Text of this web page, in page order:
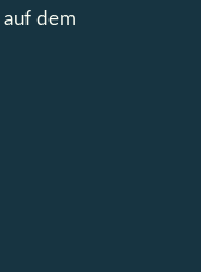
auf dem